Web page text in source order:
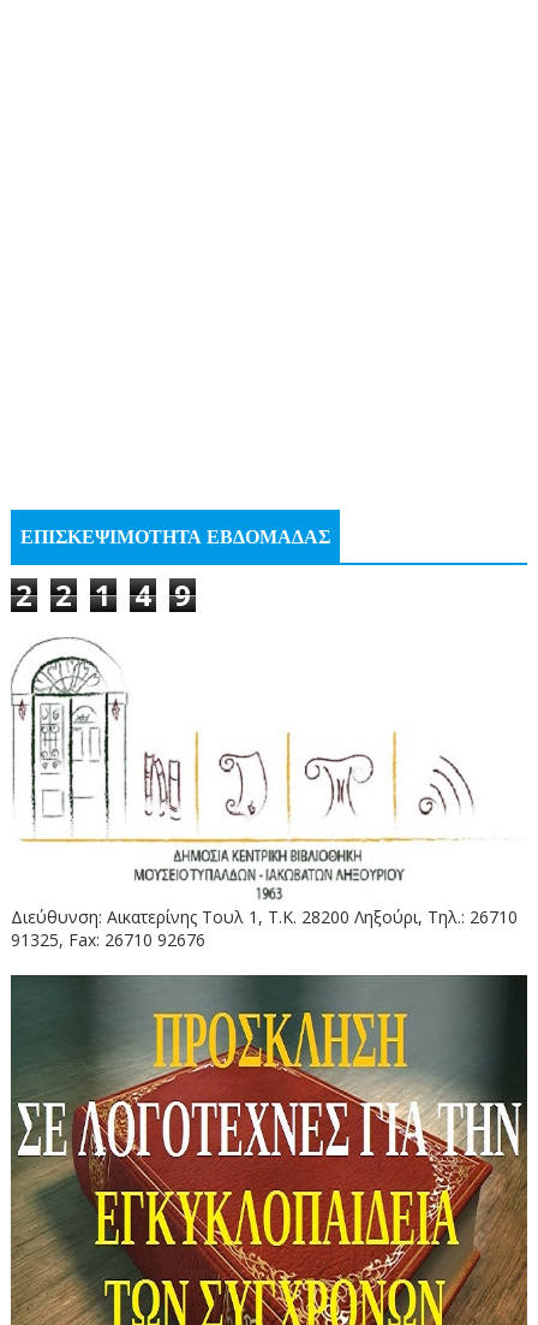
ΕΠΙΣΚΕΨΙΜΟΤΗΤΑ ΕΒΔΟΜΑΔΑΣ
2 2 1 4 9
Διεύθυνση: Αικατερίνης Τουλ 1, Τ.Κ. 28200 Ληξούρι, Τηλ.: 26710
91325, Fax: 26710 92676